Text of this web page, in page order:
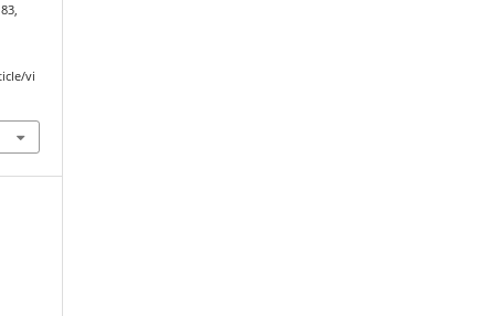
vi